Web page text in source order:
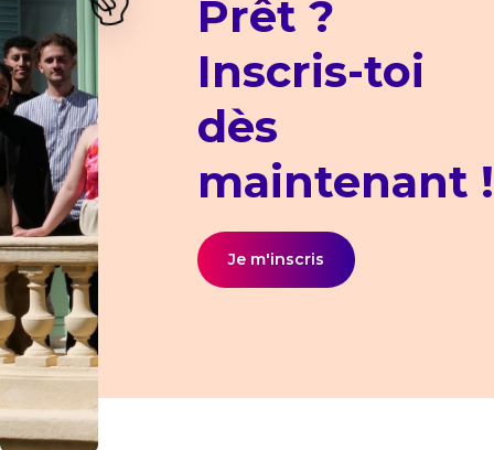
Prêt ?
Inscris-toi
dès
maintenant !
Je m'inscris